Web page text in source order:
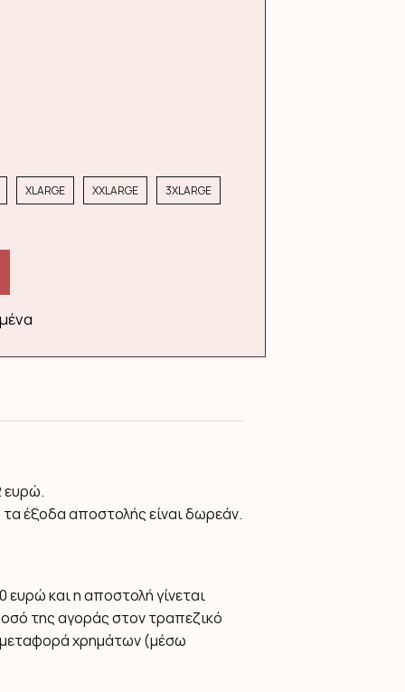
€.
XLARGE XXLARGE 3XLARGE
ευρώ.
έξοδα αποστολής είναι δωρεάν.
ευρώ και η αποστολή γίνεται
της αγοράς στον τραπεζικό
μεταφορά χρημάτων (μέσω